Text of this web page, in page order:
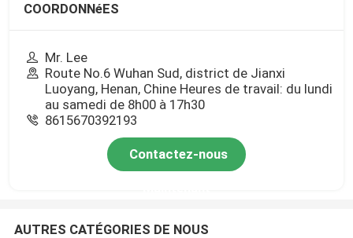
COORDONNéES
Mr. Lee
Route No.6 Wuhan Sud, district de Jianxi
Luoyang, Henan, Chine Heures de travail: du lundi
au samedi de 8h00 à 17h30
8615670392193
Contactez-nous
AUTRES CATÉGORIES DE NOUS